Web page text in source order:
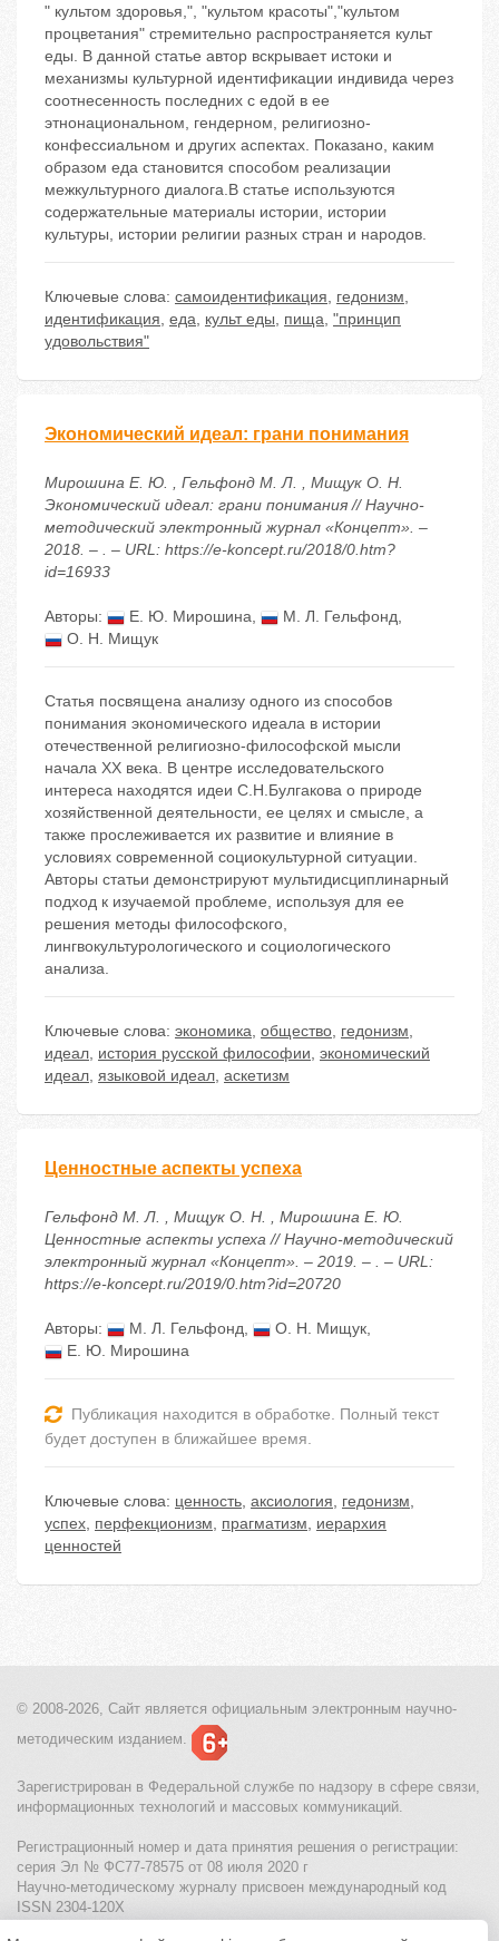
" культом здоровья,", "культом красоты","культом
процветания" стремительно распространяется культ
еды. В данной статье автор вскрывает истоки и
механизмы культурной идентификации индивида через
соотнесенность последних с едой в ее
этнонациональном, гендерном, религиозно-
конфессиальном и других аспектах. Показано, каким
образом еда становится способом реализации
межкультурного диалога.В статье используются
содержательные материалы истории, истории
культуры, истории религии разных стран и народов.
Ключевые слова: самоидентификация, гедонизм,
идентификация, еда, культ еды, пища, "принцип
удовольствия"
Экономический идеал: грани понимания
Мирошина Е. Ю. , Гельфонд М. Л. , Мищук О. Н.
Экономический идеал: грани понимания // Научно-
методический электронный журнал «Концепт». –
2018. – . – URL: https://e-koncept.ru/2018/0.htm?
id=16933
Авторы: Е. Ю. Мирошина, М. Л. Гельфонд,
О. Н. Мищук
Статья посвящена анализу одного из способов
понимания экономического идеала в истории
отечественной религиозно-философской мысли
начала ХХ века. В центре исследовательского
интереса находятся идеи С.Н.Булгакова о природе
хозяйственной деятельности, ее целях и смысле, а
также прослеживается их развитие и влияние в
условиях современной социокультурной ситуации.
Авторы статьи демонстрируют мультидисциплинарный
подход к изучаемой проблеме, используя для ее
решения методы философского,
лингвокультурологического и социологического
анализа.
Ключевые слова: экономика, общество, гедонизм,
идеал, история русской философии, экономический
идеал, языковой идеал, аскетизм
Ценностные аспекты успеха
Гельфонд М. Л. , Мищук О. Н. , Мирошина Е. Ю.
Ценностные аспекты успеха // Научно-методический
электронный журнал «Концепт». – 2019. – . – URL:
https://e-koncept.ru/2019/0.htm?id=20720
Авторы: М. Л. Гельфонд, О. Н. Мищук,
Е. Ю. Мирошина
Публикация находится в обработке. Полный текст
будет доступен в ближайшее время.
Ключевые слова: ценность аксиология гедонизм
успех перфекционизм прагматизм
иерархия
ценностей
© 2008-2026, Сайт является официальным электронным научно-
методическим изданием.
Зарегистрирован в Федеральной службе по надзору в сфере связи,
информационных технологий и массовых коммуникаций.
Регистрационный номер и дата принятия решения о регистрации:
серия Эл № ФС77-78575 от 08 июля 2020 г
Научно-методическому журналу присвоен международный код
ISSN 2304-120X